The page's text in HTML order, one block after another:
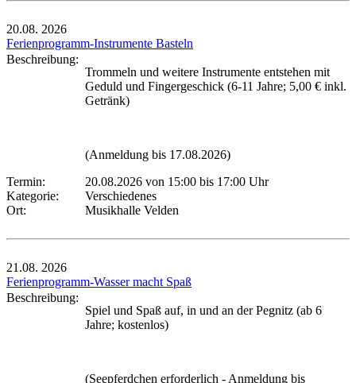
20.08. 2026
Ferienprogramm-Instrumente Basteln
Beschreibung:
Trommeln und weitere Instrumente entstehen mit
Geduld und Fingergeschick (6-11 Jahre; 5,00 € inkl.
Getränk)
(Anmeldung bis 17.08.2026)
Termin:
20.08.2026 von 15:00 bis 17:00 Uhr
Kategorie:
Verschiedenes
Ort:
Musikhalle Velden
21.08. 2026
Ferienprogramm-Wasser macht Spaß
Beschreibung:
Spiel und Spaß auf, in und an der Pegnitz (ab 6
Jahre; kostenlos)
(Seepferdchen erforderlich - Anmeldung bis